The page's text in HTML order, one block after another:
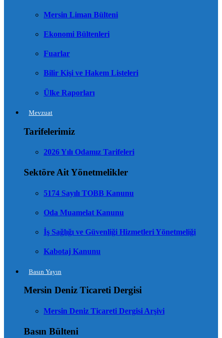
Mersin Liman Bülteni
Ekonomi Bültenleri
Fuarlar
Bilir Kişi ve Hakem Listeleri
Ülke Raporları
Mevzuat
Tarifelerimiz
2026 Yılı Odamız Tarifeleri
Sektöre Ait Yönetmelikler
5174 Sayılı TOBB Kanunu
Oda Muamelat Kanunu
İş Sağlığı ve Güvenliği Hizmetleri Yönetmeliği
Kabotaj Kanunu
Basın Yayın
Mersin Deniz Ticareti Dergisi
Mersin Deniz Ticareti Dergisi Arşivi
Basın Bülteni